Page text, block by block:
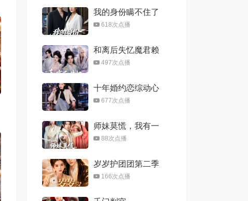
我的身份瞒不住了
618次点播
和离后失忆魔君赖
上我
497次点播
十年婚约恋综动心
677次点播
师妹莫慌，我有一
剑平天下
88次点播
岁岁护团团第二季
166次点播